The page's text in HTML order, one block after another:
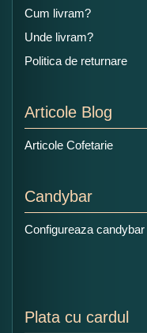
Ce nota acordati
Copiati alaturi
Cum livram?
Unde livram?
Politica de returnare
Articole Blog
Articole Cofetarie
Candybar
Configureaza candybar
Plata cu cardul